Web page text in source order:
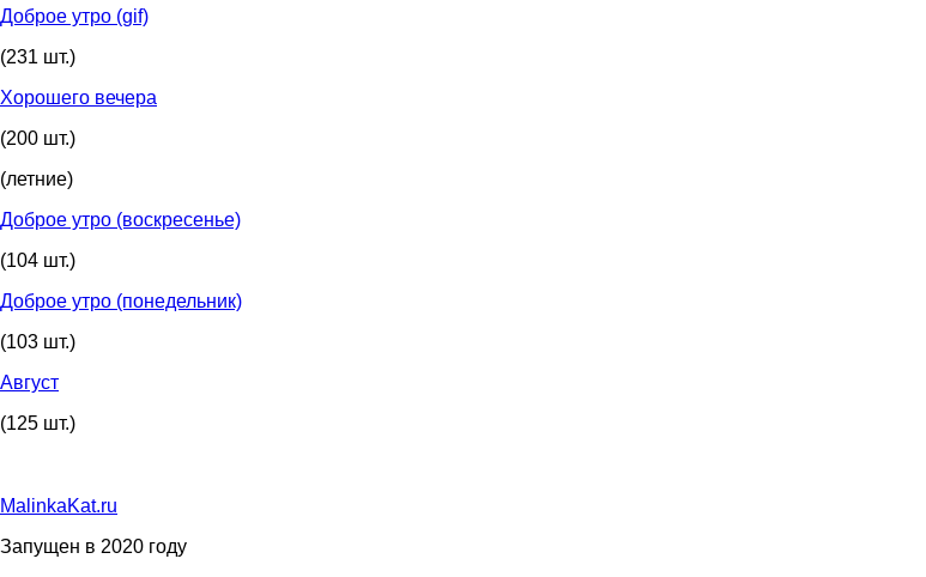
Доброе утро (gif)
(231 шт.)
Хорошего вечера
(200 шт.)
(летние)
Доброе утро (воскресенье)
(104 шт.)
Доброе утро (понедельник)
(103 шт.)
Август
(125 шт.)
MalinkaKat.ru
Запущен в 2020 году